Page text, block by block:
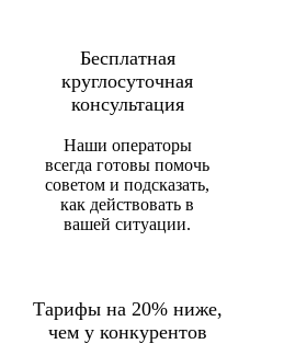
Бесплатная
круглосуточная
консультация
Наши операторы
всегда готовы помочь
советом и подсказать,
как действовать в
вашей ситуации.
Тарифы на 20% ниже,
чем у конкурентов